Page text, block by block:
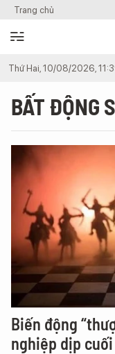
Trang chủ
Thứ Hai, 10/08/2026,
BẤT ĐỘNG
Biến động
nghiệp dịp